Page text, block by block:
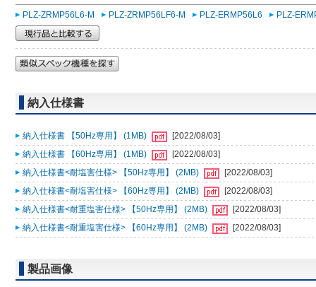
PLZ-ZRMP56L6-M PLZ-ZRMP56LF6-M PLZ-ERMP56L6 PLZ-
納入仕様書
納入仕様書 【50Hz専用】 (1MB)
[2022/08/03]
納入仕様書 【60Hz専用】 (1MB)
[2022/08/03]
納入仕様書<耐塩害仕様> 【50Hz専用】 (2MB)
[2022/08/03]
納入仕様書<耐塩害仕様> 【60Hz専用】 (2MB)
[2022/08/03]
納入仕様書<耐重塩害仕様> 【50Hz専用】 (2MB)
[2022/08/03]
納入仕様書<耐重塩害仕様> 【60Hz専用】 (2MB)
[2022/08/03]
製品画像